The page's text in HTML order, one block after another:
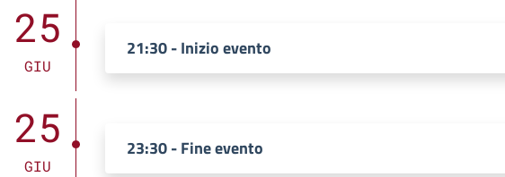
25
GIU
21:30 - Inizio evento
25
GIU
23:30 - Fine evento